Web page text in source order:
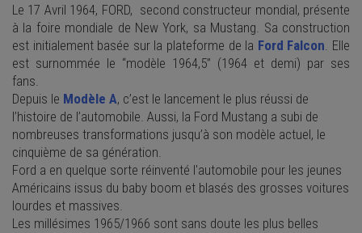
Le 17 Avril 1964, FORD, second constructeur mondial, présente
à la foire mondiale de New York, sa Mustang. Sa construction
est initialement basée sur la plateforme de la Ford Falcon . Elle
est surnommée le “modèle 1964,5” (1964 et demi) par ses
fans.
Depuis le Modèle A, c’est le lancement le plus réussi de
l’histoire de l’automobile. Aussi, la Ford Mustang a subi de
nombreuses transformations jusqu’à son modèle actuel, le
cinquième de sa génération.
Ford a en quelque sorte réinventé l'automobile pour les jeunes
Américains issus du baby boom et blasés des grosses voitures
lourdes et massives.
Les millésimes 1965/1966 sont sans doute les plus belles